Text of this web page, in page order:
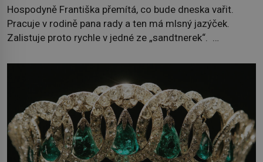
Hospodyně Františka přemítá, co bude dneska vařit.
Pracuje v rodině pana rady a ten má mlsný jazýček.
Zalistuje proto rychle v jedné ze „sandtnerek“.
povzdechne si směrem ke služce, kterou má v kuchyni k
ruce. Ještě v prvních letech nové republiky fungoval kvůli
nedostatku zboží přídělový systém. […]